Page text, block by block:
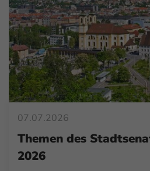
07.07.2026
Themen des
2026